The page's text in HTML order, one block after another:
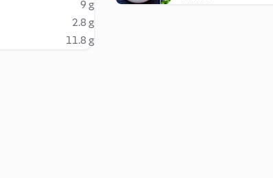
9 g
2.8 g
11.8 g